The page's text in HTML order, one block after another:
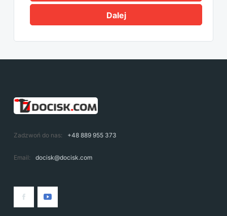
Dalej
Zadzwoń do nas: +48 889 955 373
Email: docisk@docisk.com